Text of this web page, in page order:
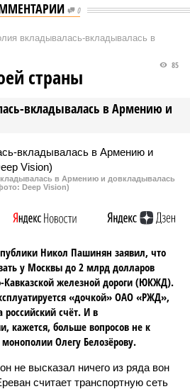
0
вкладывалась-вкладывалась в
вкладывалась в Армению и
85
страны
в Армению и довкладывалась
Deep Vision)
Никол Пашинян заявил, что
у Москвы до 2 млрд долларов
железной дороги (ЮКЖД).
«дочкой» ОАО «РЖД»,
счёт. И в
кажется, больше вопросов не к
Олегу Белозёрову.
не высказал ничего из ряда вон
считает транспортную сеть